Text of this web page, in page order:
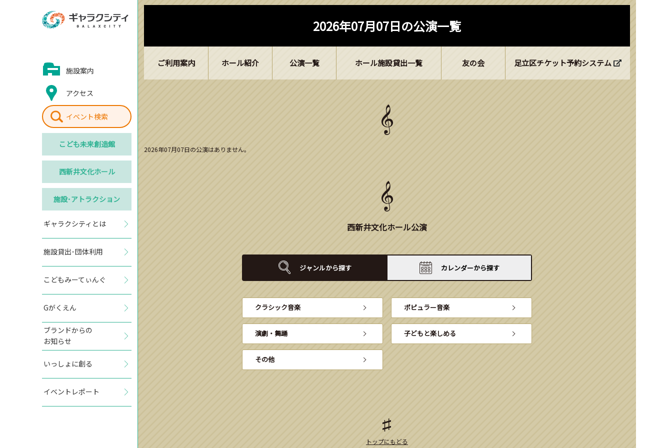
施設案内
アクセス
イベント検索
こども未来創造館
西新井文化ホール
施設･アトラクション
ギャラクシティとは
施設貸出･団体利用
こどもみーてぃんぐ
Gがくえん
ブランドからの
お知らせ
いっしょに創る
イベントレポート
2026年07月07日の公演一覧
ご利用案内 ホール紹介 公演一覧 ホール施設貸出一覧 友の会 足立区チケット予約システム
2026年07月07日の公演はありません。
西新井文化ホール公演
ジャンルから探す カレンダーから探す
クラシック音楽 ポピュラー音楽
演劇・舞踊 子どもと楽しめる
その他
トップにもどる